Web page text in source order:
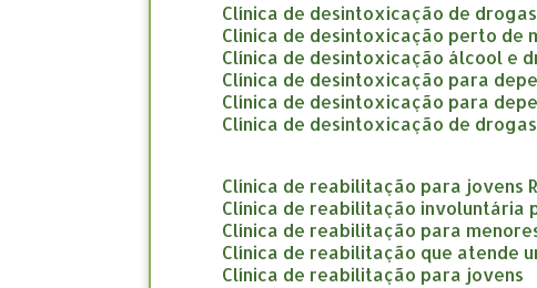
clínica de desintoxicação de
clínica de desintoxicação perto de
clínica de desintoxicação álcool e
clínica de desintoxicação para
clínica de desintoxicação para
clínica de desintoxicação de drogas
clínica de reabilitação para jovens
clínica de reabilitação involuntária
clínica de reabilitação para
clínica de reabilitação que atende
clínica de reabilitação para jovens